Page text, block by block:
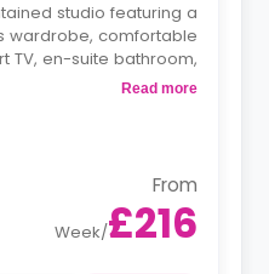
studio featuring a
wardrobe, comfortable
TV, en-suite bathroom,
a fully fitted kitchenette
is available for £50/w
Read more
From
£216
/
Week